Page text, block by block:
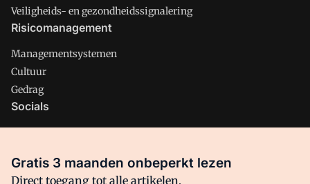
Veiligheids- en gezondheidssignalering
Risicomanagement
Managementsystemen
Cultuur
Gedrag
Socials
Facebook
Gratis 3 maanden onbeperkt lezen
Direct toegang tot alle artikelen,